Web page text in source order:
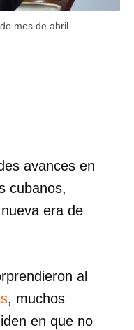
mes de abril.
avances en
cubanos,
era de
al
, muchos
en que no